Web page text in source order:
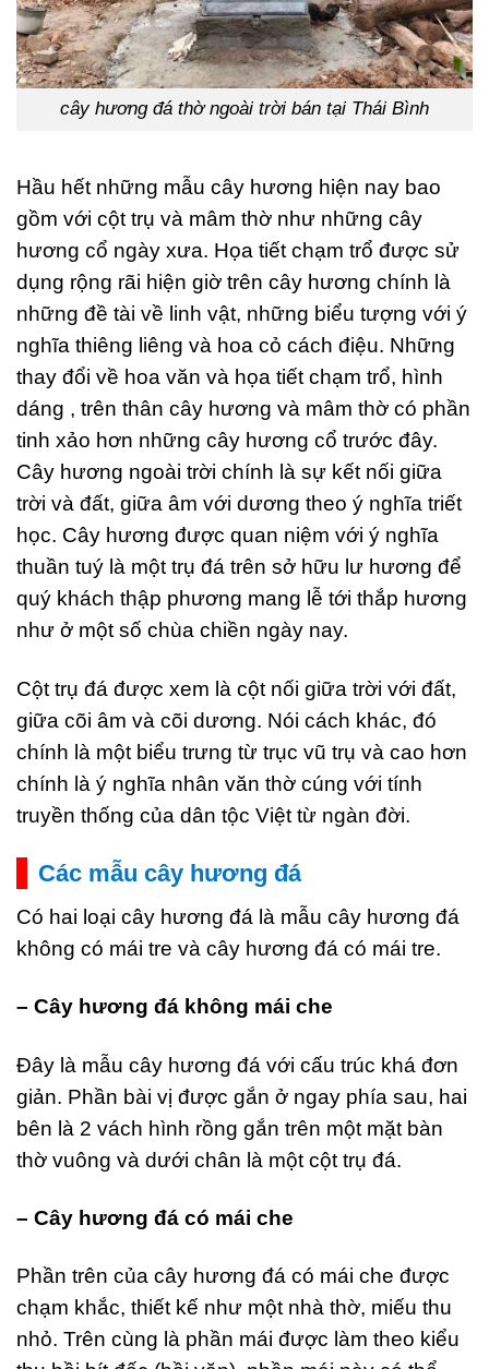
cây hương đá thờ ngoài trời bán tại Thái Bình
Hầu hết những mẫu cây hương hiện nay bao
gồm với cột trụ và mâm thờ như những cây
hương cổ ngày xưa. Họa tiết chạm trổ được sử
dụng rộng rãi hiện giờ trên cây hương chính là
những đề tài về linh vật, những biểu tượng với ý
nghĩa thiêng liêng và hoa cỏ cách điệu. Những
thay đổi về hoa văn và họa tiết chạm trổ, hình
dáng , trên thân cây hương và mâm thờ có phần
tinh xảo hơn những cây hương cổ trước đây.
Cây hương ngoài trời chính là sự kết nối giữa
trời và đất, giữa âm với dương theo ý nghĩa triết
học. Cây hương được quan niệm với ý nghĩa
thuần tuý là một trụ đá trên sở hữu lư hương để
quý khách thập phương mang lễ tới thắp hương
như ở một số chùa chiền ngày nay.
Cột trụ đá được xem là cột nối giữa trời với đất,
giữa cõi âm và cõi dương. Nói cách khác, đó
chính là một biểu trưng từ trục vũ trụ và cao hơn
chính là ý nghĩa nhân văn thờ cúng với tính
truyền thống của dân tộc Việt từ ngàn đời.
Các mẫu cây hương đá
Có hai loại cây hương đá là mẫu cây hương đá
không có mái tre và cây hương đá có mái tre.
– Cây hương đá không mái che
Đây là mẫu cây hương đá với cấu trúc khá đơn
giản. Phần bài vị được gắn ở ngay phía sau, hai
bên là 2 vách hình rồng gắn trên một mặt bàn
thờ vuông và dưới chân là một cột trụ đá.
– Cây hương đá có mái che
Phần trên của cây hương đá có mái che được
chạm khắc, thiết kế như một nhà thờ, miếu thu
nhỏ. Trên cùng là phần mái được làm theo kiểu